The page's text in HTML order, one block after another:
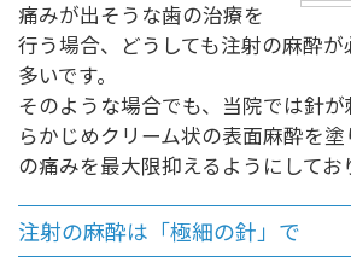
痛みが出そうな歯の治療を
行う場合、どうしても注射の麻酔
多いです。
そのような場合でも、当院では針
らかじめクリーム状の表面麻酔を
の痛みを最大限抑えるようにしてお
注射の麻酔は「極細の針」で